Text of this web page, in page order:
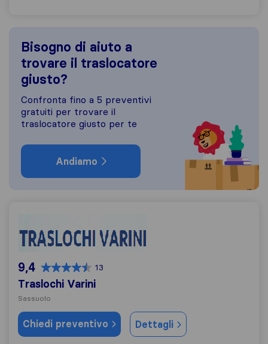
Bisogno di aiuto a
trovare il traslocatore
giusto?
Confronta fino a 5 preventivi
gratuiti per trovare il
traslocatore giusto per te
Andiamo
9,4 13
Traslochi Varini
Sassuolo
Chiedi preventivo Dettagli